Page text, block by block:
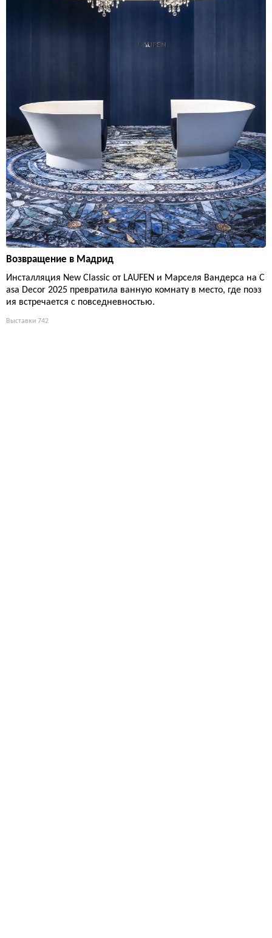
Возвращение в Мадрид
Инсталляция New Classic от LAUFEN и Марселя Вандерса на C
asa Decor 2025 превратила ванную комнату в место, где поэз
ия встречается с повседневностью.
Выставки 742